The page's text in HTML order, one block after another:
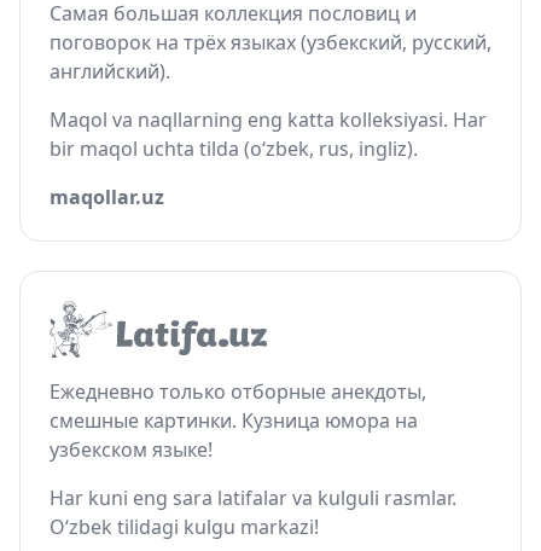
Самая большая коллекция пословиц и
поговорок на трёх языках (узбекский, русский,
английский).
Maqol va naqllarning eng katta kolleksiyasi. Har
bir maqol uchta tilda (o‘zbek, rus, ingliz).
maqollar.uz
Ежедневно только отборные анекдоты,
смешные картинки. Кузница юмора на
узбекском языке!
Har kuni eng sara latifalar va kulguli rasmlar.
O‘zbek tilidagi kulgu markazi!